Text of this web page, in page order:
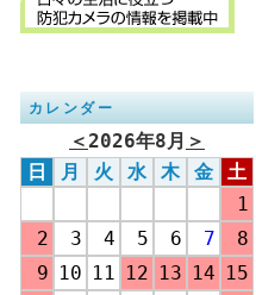
カレンダー
＜ 2026年8月 ＞
日
月 火 水 木 金
土
1
2
3 4 5 6 7
8
9 10 11 12 13 14 15